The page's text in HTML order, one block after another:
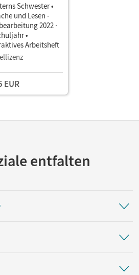
Schwester •
und Lesen -
2022 ·
•
Arbeitsheft
EUR
entfalten